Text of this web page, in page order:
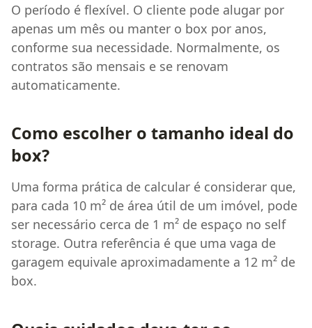
O período é flexível. O cliente pode alugar por
apenas um mês ou manter o box por anos,
conforme sua necessidade. Normalmente, os
contratos são mensais e se renovam
automaticamente.
Como escolher o tamanho ideal do
box?
Uma forma prática de calcular é considerar que,
para cada 10 m² de área útil de um imóvel, pode
ser necessário cerca de 1 m² de espaço no self
storage. Outra referência é que uma vaga de
garagem equivale aproximadamente a 12 m² de
box.